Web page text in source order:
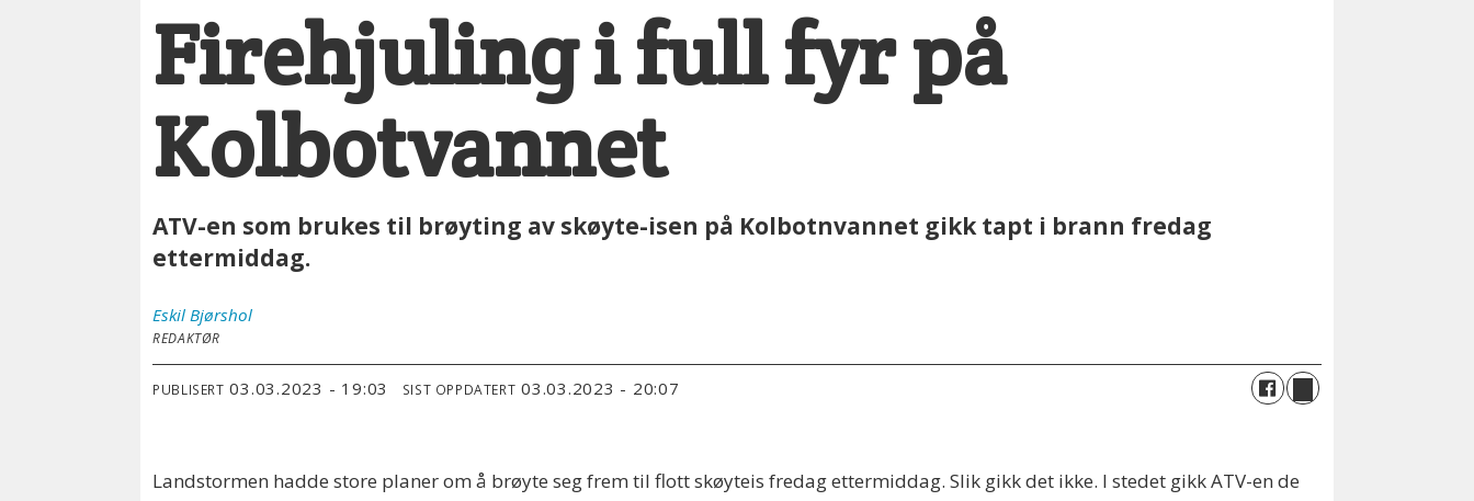
Firehjuling i full fyr på
Kolbotvannet
ATV-en som brukes til brøyting av skøyte-isen på Kolbotnvannet gikk tapt i brann fredag
ettermiddag.
Eskil Bjørshol
REDAKTØR
PUBLISERT 03.03.2023 - 19:03 SIST OPPDATERT 03.03.2023 - 20:07
Landstormen hadde store planer om å brøyte seg frem til flott skøyteis fredag ettermiddag. Slik gikk det ikke. I stedet gikk ATV-en de